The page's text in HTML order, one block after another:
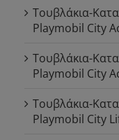
Τουβλάκια-
Playmobil City
Τουβλάκια-
Playmobil City
Τουβλάκια-
Playmobil City